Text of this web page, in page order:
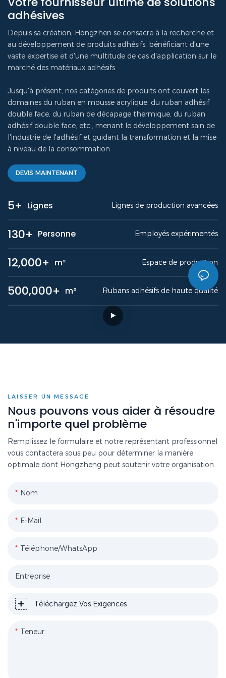
adhésives
Depuis sa création, Hongzhen se consacre à la recherche et
au développement de produits adhésifs, bénéficiant d'une
vaste expertise et d'une multitude de cas d'application sur le
marché des matériaux adhésifs.
Jusqu'à présent, nos catégories de produits ont couvert les
domaines du ruban en mousse acrylique, du ruban adhésif
double face, du ruban de décapage thermique, du ruban
adhésif double face, etc., menant le développement sain de
l'industrie de l'adhésif et guidant la transformation et la mise
à niveau de la consommation.
DEVIS MAINTENANT
5+ Lignes Lignes de production avancées
130+ Personne Employés expérimentés
12,000+ m² Espace de production
500,000+ m² Rubans adhésifs de haute qualité
LAISSER UN MESSAGE
Nous pouvons vous aider à résoudre
n'importe quel problème
Remplissez le formulaire et notre représentant professionnel
vous contactera sous peu pour déterminer la manière
optimale dont Hongzheng peut soutenir votre organisation.
Nom
E-Mail
Téléphone/WhatsApp
Entreprise
Téléchargez Vos Exigences
Teneur